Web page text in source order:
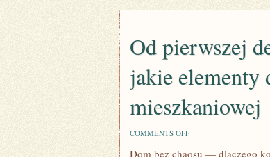
Od pierwszej
jakie elementy
mieszkaniowej
COMMENTS OFFON
PIERWSZEJ
Dom bez chaosu — dlaczego